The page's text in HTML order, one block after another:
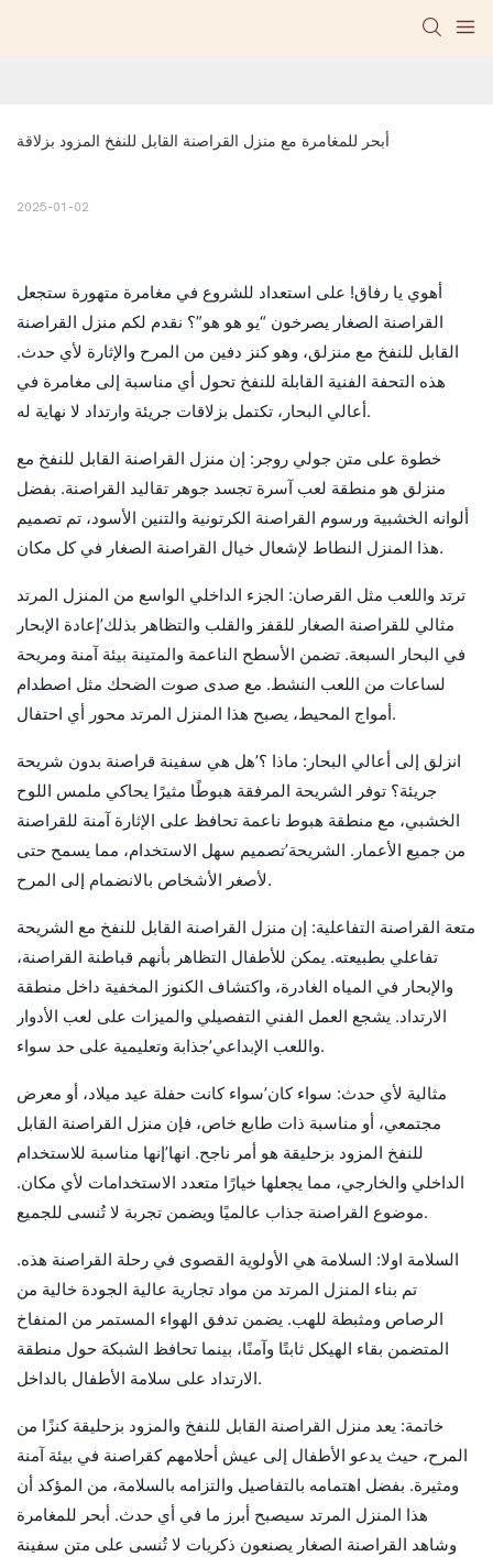
أبحر للمغامرة مع منزل القراصنة القابل للنفخ المزود بزلاقة
2025-01-02
أهوي يا رفاق! على استعداد للشروع في مغامرة متهورة ستجعل
القراصنة الصغار يصرخون “يو هو هو”؟ نقدم لكم منزل القراصنة
القابل للنفخ مع منزلق، وهو كنز دفين من المرح والإثارة لأي حدث.
هذه التحفة الفنية القابلة للنفخ تحول أي مناسبة إلى مغامرة في
أعالي البحار، تكتمل بزلاقات جريئة وارتداد لا نهاية له.
خطوة على متن جولي روجر: إن منزل القراصنة القابل للنفخ مع
منزلق هو منطقة لعب آسرة تجسد جوهر تقاليد القراصنة. بفضل
ألوانه الخشبية ورسوم القراصنة الكرتونية والتنين الأسود، تم تصميم
هذا المنزل النطاط لإشعال خيال القراصنة الصغار في كل مكان.
ترتد واللعب مثل القرصان: الجزء الداخلي الواسع من المنزل المرتد
مثالي للقراصنة الصغار للقفز والقلب والتظاهر بذلك’إعادة الإبحار
في البحار السبعة. تضمن الأسطح الناعمة والمتينة بيئة آمنة ومريحة
لساعات من اللعب النشط. مع صدى صوت الضحك مثل اصطدام
أمواج المحيط، يصبح هذا المنزل المرتد محور أي احتفال.
انزلق إلى أعالي البحار: ماذا ؟’هل هي سفينة قراصنة بدون شريحة
جريئة؟ توفر الشريحة المرفقة هبوطًا مثيرًا يحاكي ملمس اللوح
الخشبي، مع منطقة هبوط ناعمة تحافظ على الإثارة آمنة للقراصنة
من جميع الأعمار. الشريحة’تصميم سهل الاستخدام، مما يسمح حتى
لأصغر الأشخاص بالانضمام إلى المرح.
متعة القراصنة التفاعلية: إن منزل القراصنة القابل للنفخ مع الشريحة
تفاعلي بطبيعته. يمكن للأطفال التظاهر بأنهم قباطنة القراصنة،
والإبحار في المياه الغادرة، واكتشاف الكنوز المخفية داخل منطقة
الارتداد. يشجع العمل الفني التفصيلي والميزات على لعب الأدوار
واللعب الإبداعي’جذابة وتعليمية على حد سواء.
مثالية لأي حدث: سواء كان’سواء كانت حفلة عيد ميلاد، أو معرض
مجتمعي، أو مناسبة ذات طابع خاص، فإن منزل القراصنة القابل
للنفخ المزود بزحليقة هو أمر ناجح. انها’إنها مناسبة للاستخدام
الداخلي والخارجي، مما يجعلها خيارًا متعدد الاستخدامات لأي مكان.
موضوع القراصنة جذاب عالميًا ويضمن تجربة لا تُنسى للجميع.
السلامة اولا: السلامة هي الأولوية القصوى في رحلة القراصنة هذه.
تم بناء المنزل المرتد من مواد تجارية عالية الجودة خالية من
الرصاص ومثبطة للهب. يضمن تدفق الهواء المستمر من المنفاخ
المتضمن بقاء الهيكل ثابتًا وآمنًا، بينما تحافظ الشبكة حول منطقة
الارتداد على سلامة الأطفال بالداخل.
خاتمة: يعد منزل القراصنة القابل للنفخ والمزود بزحليقة كنزًا من
المرح، حيث يدعو الأطفال إلى عيش أحلامهم كقراصنة في بيئة آمنة
ومثيرة. بفضل اهتمامه بالتفاصيل والتزامه بالسلامة، من المؤكد أن
هذا المنزل المرتد سيصبح أبرز ما في أي حدث. أبحر للمغامرة
وشاهد القراصنة الصغار يصنعون ذكريات لا تُنسى على متن سفينة